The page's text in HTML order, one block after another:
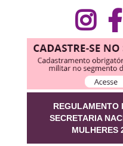
REGULAMENTO
SECRETARIA
MULHERES